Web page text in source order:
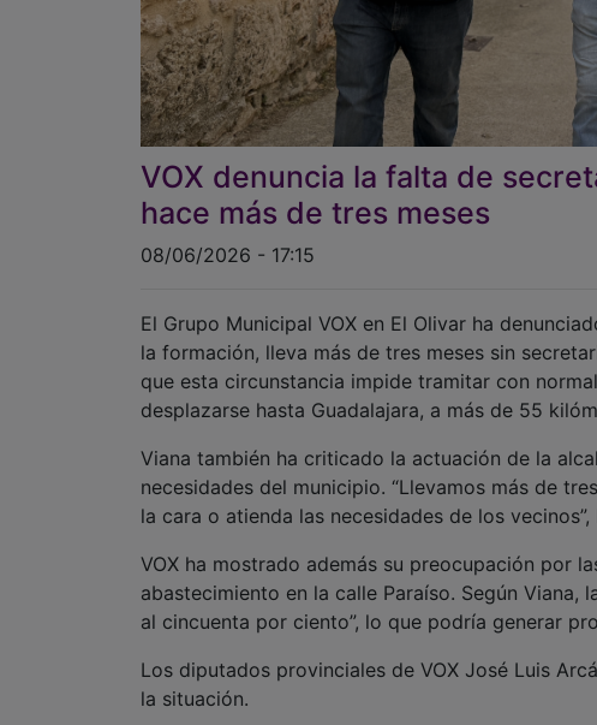
VOX denuncia la falta de
hace más de tres meses
08/06/2026 - 17:15
El Grupo Municipal VOX en El Olivar ha
la formación, lleva más de tres meses sin
que esta circunstancia impide tramitar con
desplazarse hasta Guadalajara, a más de 55
Viana también ha criticado la actuación de la
necesidades del municipio. “Llevamos más de
la cara o atienda las necesidades de los vecinos”,
VOX ha mostrado además su preocupación por
abastecimiento en la calle Paraíso. Según
al cincuenta por ciento”, lo que podría generar
Los diputados provinciales de VOX José Luis
la situación.